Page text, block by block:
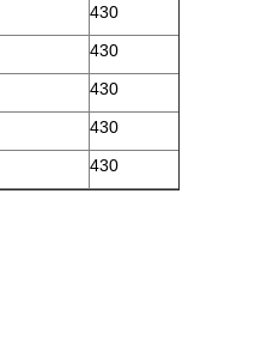
430
430
430
430
430